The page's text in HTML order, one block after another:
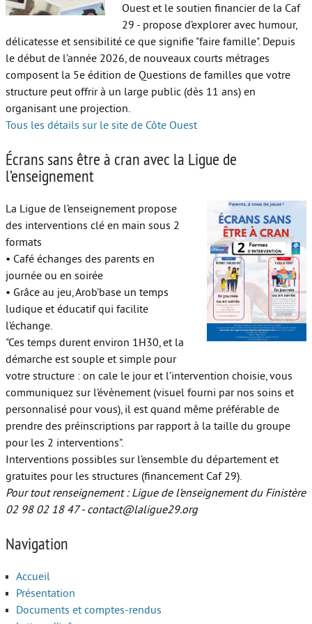
Ouest et le soutien financier de la Caf
29 - propose d’explorer avec humour,
délicatesse et sensibilité ce que signifie "faire famille". Depuis
le début de l’année 2026, de nouveaux courts métrages
composent la 5e édition de Questions de familles que votre
structure peut offrir à un large public (dès 11 ans) en
organisant une projection.
Tous les détails sur le site de Côte Ouest
Écrans sans être à cran avec la Ligue de
l’enseignement
La Ligue de l’enseignement propose
des interventions clé en main sous 2
formats
• Café échanges des parents en
journée ou en soirée
• Grâce au jeu, Arob’base un temps
ludique et éducatif qui facilite
l’échange.
"Ces temps durent environ 1H30, et la
démarche est souple et simple pour
votre structure : on cale le jour et l’intervention choisie, vous
communiquez sur l’évènement (visuel fourni par nos soins et
personnalisé pour vous), il est quand même préférable de
prendre des préinscriptions par rapport à la taille du groupe
pour les 2 interventions".
Interventions possibles sur l’ensemble du département et
gratuites pour les structures (financement Caf 29).
Pour tout renseignement : Ligue de l’enseignement du Finistère
02 98 02 18 47 - contact@laligue29.org
Navigation
Accueil
Présentation
Documents et comptes-rendus